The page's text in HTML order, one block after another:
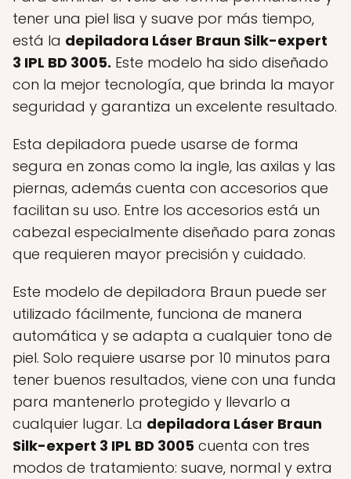
tener una piel lisa y suave por más tiempo,
está la depiladora Láser Braun Silk-expert
3 IPL BD 3005. Este modelo ha sido diseñado
con la mejor tecnología, que brinda la mayor
seguridad y garantiza un excelente resultado.
Esta depiladora puede usarse de forma
segura en zonas como la ingle, las axilas y las
piernas, además cuenta con accesorios que
facilitan su uso. Entre los accesorios está un
cabezal especialmente diseñado para zonas
que requieren mayor precisión y cuidado.
Este modelo de depiladora Braun puede ser
utilizado fácilmente, funciona de manera
automática y se adapta a cualquier tono de
piel. Solo requiere usarse por 10 minutos para
tener buenos resultados, viene con una funda
para mantenerlo protegido y llevarlo a
cualquier lugar. La depiladora Láser Braun
Silk-expert 3 IPL BD 3005 cuenta con tres
modos de tratamiento: suave, normal y extra